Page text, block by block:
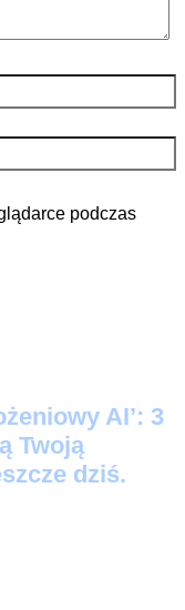
podczas
AI’: 3
Twoją
dziś.